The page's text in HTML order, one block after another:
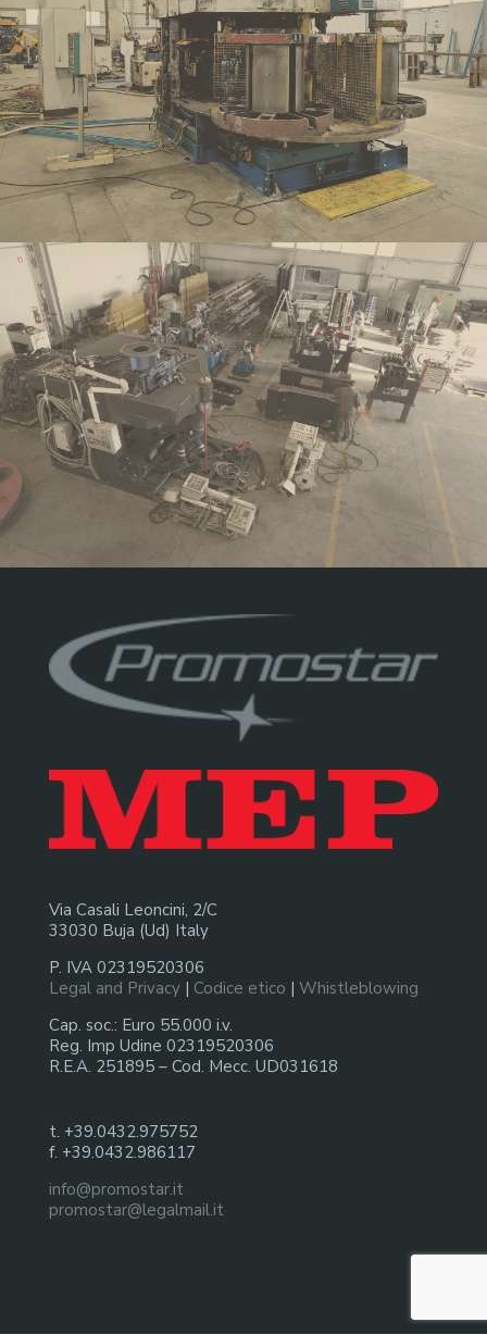
Via Casali Leoncini, 2/C
33030 Buja (Ud) Italy
P. IVA 02319520306
Legal and Privacy| Codice etico | Whistleblowing
Cap. soc.: Euro 55.000 i.v.
Reg. Imp Udine 02319520306
R.E.A. 251895 – Cod. Mecc. UD031618
t. +39.0432.975752
f. +39.0432.986117
info@promostar.it
promostar@legalmail.it